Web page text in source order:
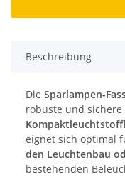
Beschreibung
Die Sparlampen-
robuste und sichere
eignet sich optimal
den Leuchtenbau
bestehenden